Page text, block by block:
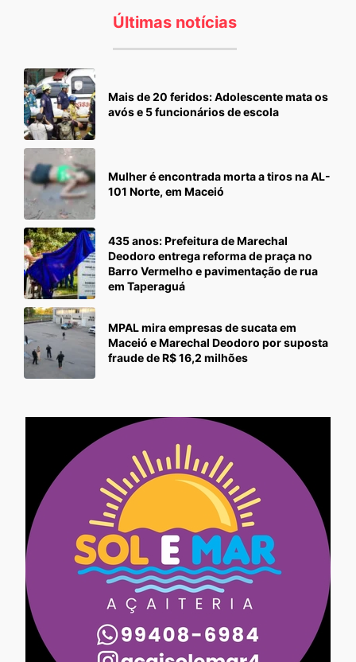
Últimas notícias
Mais de 20 feridos: Adolescente mata os
avós e 5 funcionários de escola
Mulher é encontrada morta a tiros na AL-
101 Norte, em Maceió
435 anos: Prefeitura de Marechal
Deodoro entrega reforma de praça no
Barro Vermelho e pavimentação de rua
em Taperaguá
MPAL mira empresas de sucata em
Maceió e Marechal Deodoro por suposta
fraude de R$ 16,2 milhões